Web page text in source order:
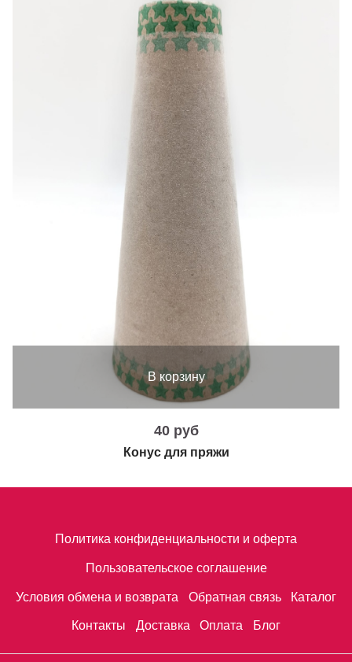
В корзину
40 руб
Конус для пряжи
Политика конфиденциальности и оферта
Пользовательское соглашение
Условия обмена и возврата Обратная связь Каталог
Контакты Доставка Оплата Блог